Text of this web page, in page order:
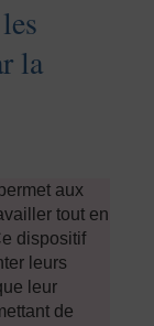
la
aux
tout en
dispositif
leurs
leur
de